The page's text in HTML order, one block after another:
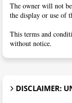
The owner will not
the display or use of
This terms and
without notice.
DISCLAIMER: